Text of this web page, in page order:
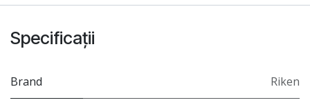
Specificații
Brand Riken